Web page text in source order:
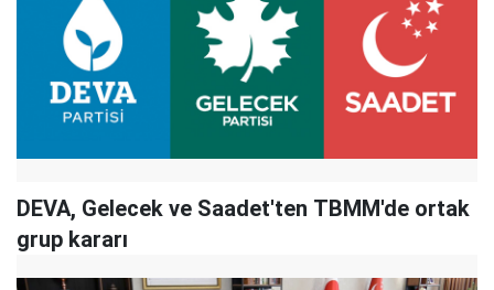
DEVA, Gelecek ve Saadet'ten TBMM'de ortak
grup kararı